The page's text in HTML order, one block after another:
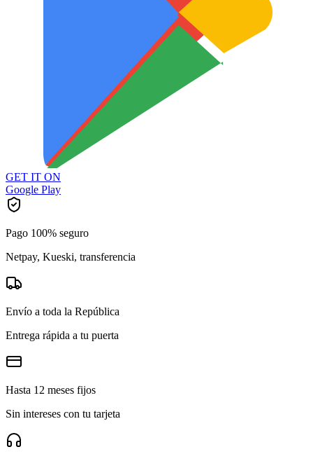
GET IT ON
Google Play
Pago 100% seguro
Netpay, Kueski, transferencia
Envío a toda la República
Entrega rápida a tu puerta
Hasta 12 meses fijos
Sin intereses con tu tarjeta